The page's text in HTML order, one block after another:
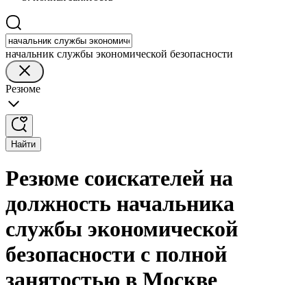
начальник службы экономической безопасности
Резюме
Найти
Резюме соискателей на
должность начальника
службы экономической
безопасности с полной
занятостью в Москве